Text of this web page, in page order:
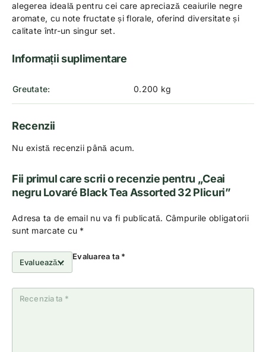
alegerea ideală pentru cei care apreciază ceaiurile negre
aromate, cu note fructate și florale, oferind diversitate și
calitate într-un singur set.
Informații suplimentare
Greutate 0.200 kg
Recenzii
Nu există recenzii până acum.
Fii primul care scrii o recenzie pentru „Ceai
negru Lovaré Black Tea Assorted 32 Plicuri”
Adresa ta de email nu va fi publicată. Câmpurile obligatorii
sunt marcate cu *
Evaluarea ta *